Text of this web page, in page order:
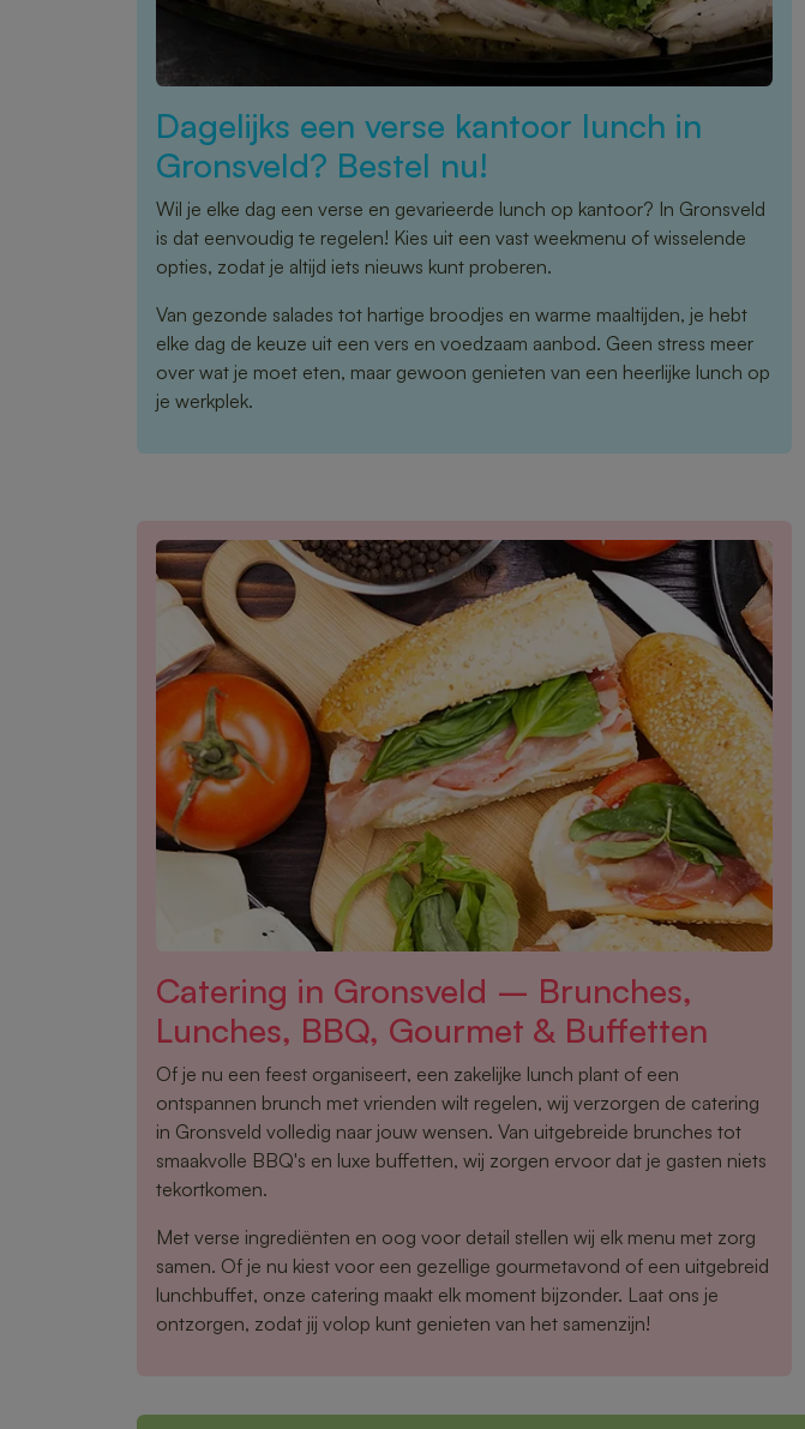
Dagelijks een verse kantoor lunch in
Gronsveld? Bestel nu!
Wil je elke dag een verse en gevarieerde lunch op kantoor? In Gronsveld
is dat eenvoudig te regelen! Kies uit een vast weekmenu of wisselende
opties, zodat je altijd iets nieuws kunt proberen.
Van gezonde salades tot hartige broodjes en warme maaltijden, je hebt
elke dag de keuze uit een vers en voedzaam aanbod. Geen stress meer
over wat je moet eten, maar gewoon genieten van een heerlijke lunch op
je werkplek.
Catering in Gronsveld – Brunches,
Lunches, BBQ, Gourmet & Buffetten
Of je nu een feest organiseert, een zakelijke lunch plant of een
ontspannen brunch met vrienden wilt regelen, wij verzorgen de catering
in Gronsveld volledig naar jouw wensen. Van uitgebreide brunches tot
smaakvolle BBQ's en luxe buffetten, wij zorgen ervoor dat je gasten niets
tekortkomen.
Met verse ingrediënten en oog voor detail stellen wij elk menu met zorg
samen. Of je nu kiest voor een gezellige gourmetavond of een uitgebreid
lunchbuffet, onze catering maakt elk moment bijzonder. Laat ons je
ontzorgen, zodat jij volop kunt genieten van het samenzijn!